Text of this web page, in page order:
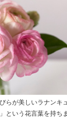
らが美しいラナンキ
という花言葉を持ち